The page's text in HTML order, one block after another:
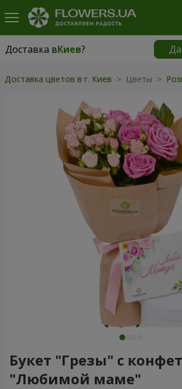
Доставка вКиев? Да
Доставка вКиев
Доставка цветов в г. Киев > Цветы >
Букет "Грезы" с
"Любимой маме"